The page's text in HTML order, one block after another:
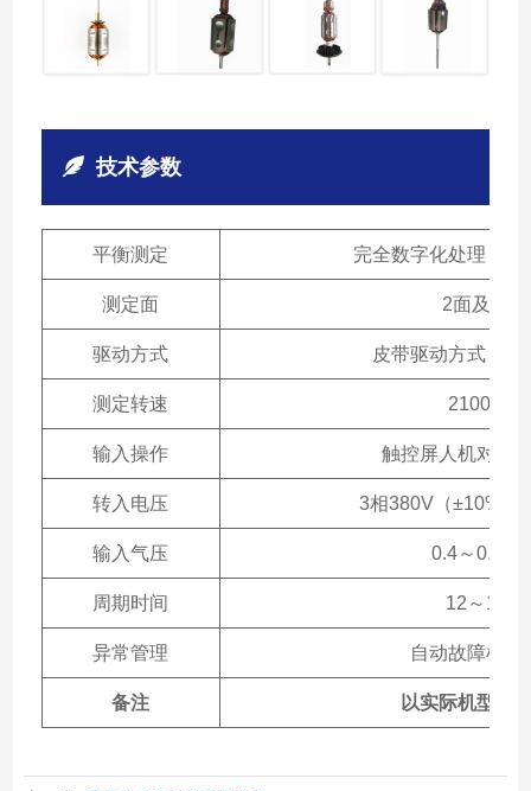
技术参数
平衡测定 完全数字化处理，软
测定面 2面及合成
驱动方式 皮带驱动方式（下
测定转速 2100rpm
输入操作 触控屏人机对话
转入电压 3相380V（±10%
输入气压 0.4～
周期时间 12～15秒
异常管理 自动故障检测
备注 以实际机型配